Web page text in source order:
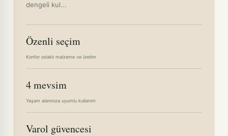
dengeli kul...
Özenli seçim
Konfor odaklı malzeme ve üretim
4 mevsim
Yaşam alanınıza uyumlu kullanım
Varol güvencesi